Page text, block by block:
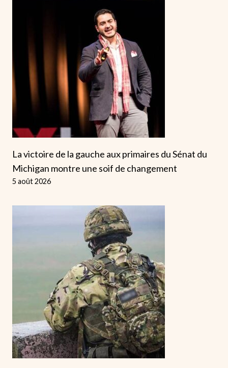
La victoire de la gauche aux primaires du Sénat du
Michigan montre une soif de changement
5 août 2026